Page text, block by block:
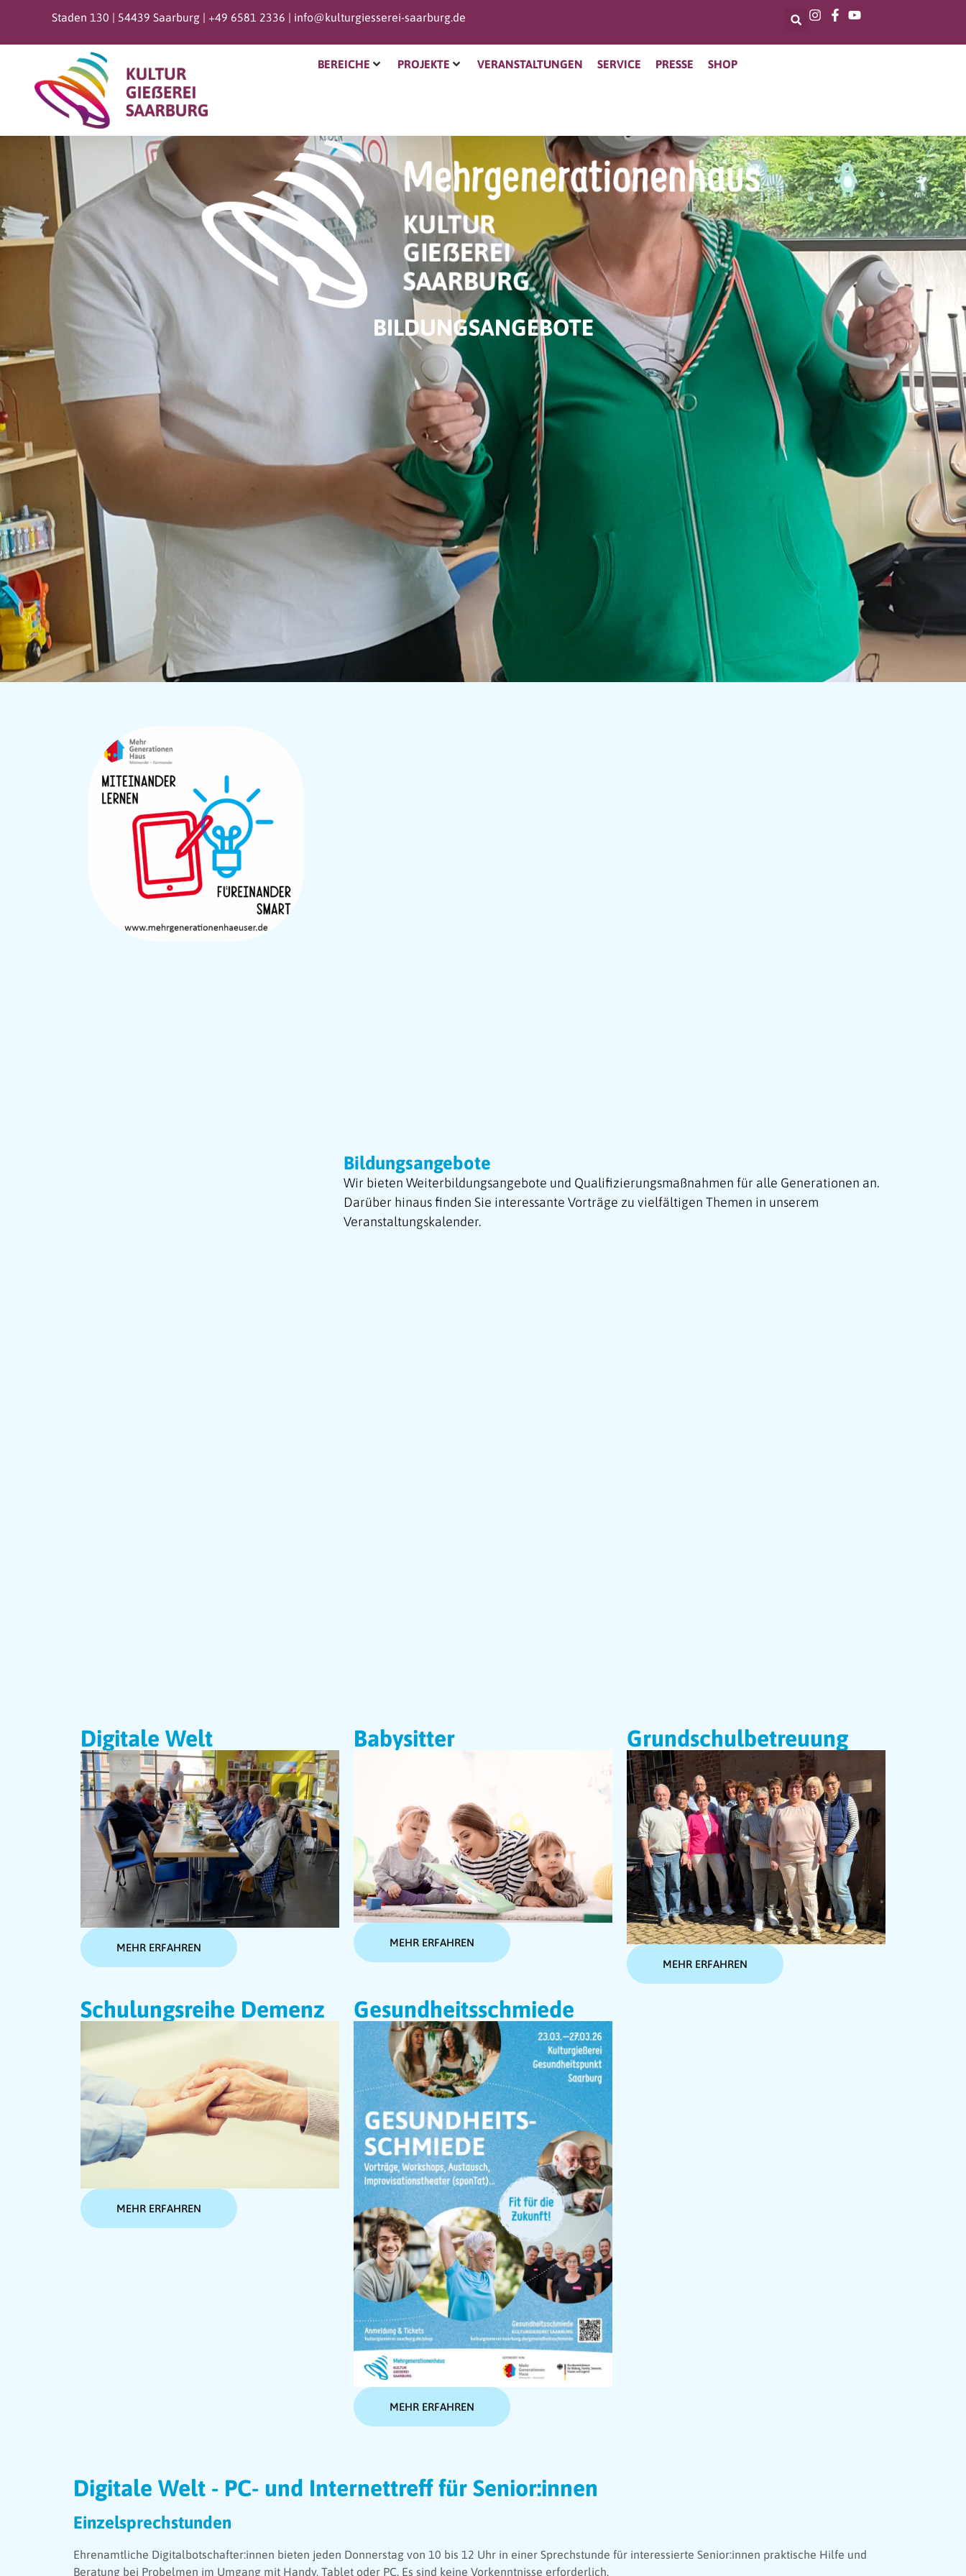
Staden 130 | 54439 Saarburg | +49 6581 2336 | info@kulturgiesserei-saarburg.de
BEREICHE PROJEKTE VERANSTALTUNGEN SERVICE PRESSE SHOP
BILDUNGSANGEBOTE
Bildungsangebote
Wir bieten Weiterbildungsangebote und Qualifizierungsmaßnahmen für alle Generationen an.
Darüber hinaus finden Sie interessante Vorträge zu vielfältigen Themen in unserem
Veranstaltungskalender.
Digitale Welt
MEHR ERFAHREN
Babysitter
MEHR ERFAHREN
Grundschulbetreuung
MEHR ERFAHREN
Schulungsreihe Demenz
MEHR ERFAHREN
Gesundheitsschmiede
MEHR ERFAHREN
Digitale Welt - PC- und Internettreff für Senior:innen
Einzelsprechstunden
Ehrenamtliche Digitalbotschafter:innen bieten jeden Donnerstag von 10 bis 12 Uhr in einer Sprechstunde für interessierte Senior:innen praktische Hilfe und
Beratung bei Probelmen im Umgang mit Handy, Tablet oder PC. Es sind keine Vorkenntnisse erforderlich.